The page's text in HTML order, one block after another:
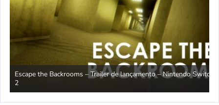
Escape the Backrooms – Trailer de lançamento – Nintendo Switch
2